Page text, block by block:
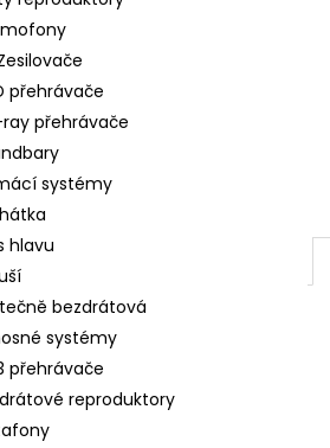
přehrávače
přehrávače
systémy
hlavu
bezdrátová
systémy
přehrávače
reproduktory
CONTROLLER COSMIC